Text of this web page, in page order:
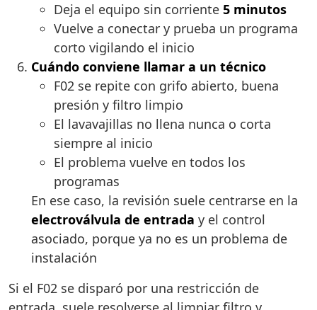
Deja el equipo sin corriente 5 minutos
Vuelve a conectar y prueba un programa
corto vigilando el inicio
Cuándo conviene llamar a un técnico
F02 se repite con grifo abierto, buena
presión y filtro limpio
El lavavajillas no llena nunca o corta
siempre al inicio
El problema vuelve en todos los
programas
En ese caso, la revisión suele centrarse en la
electroválvula de entrada y el control
asociado, porque ya no es un problema de
instalación
Si el F02 se disparó por una restricción de